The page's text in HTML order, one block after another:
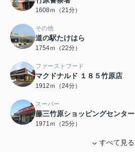
1608ｍ（21分）
その他
道の駅たけはら
1754ｍ（22分）
ファーストフード
マクドナルド １８５竹原店
1912ｍ（24分）
スーパー
藤三竹原ショッピングセンター
1971ｍ（25分）
すべて見る